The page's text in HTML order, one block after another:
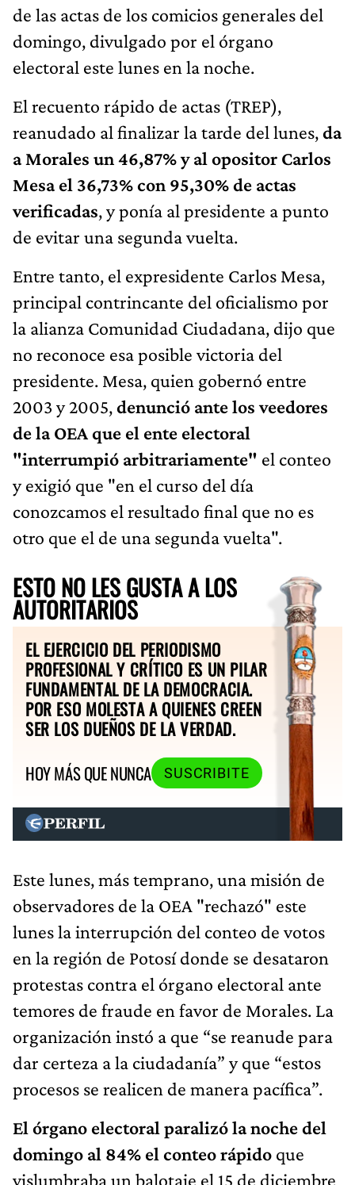
de las actas de los comicios generales del
domingo, divulgado por el órgano
electoral este lunes en la noche.
El recuento rápido de actas (TREP),
reanudado al finalizar la tarde del lunes,da
a Morales un 46,87% y al opositor Carlos
Mesa el 36,73% con 95,30% de actas
verificadas, y ponía al presidente a punto
de evitar una segunda vuelta.
Entre tanto, el expresidente Carlos Mesa,
principal contrincante del oficialismo por
la alianza Comunidad Ciudadana, dijo que
no reconoce esa posible victoria del
presidente. Mesa, quien gobernó entre
2003 y 2005,denunció ante los veedores
de la OEA que el ente electoral
"interrumpió arbitrariamente" el conteo
y exigió que "en el curso del día
conozcamos el resultado final que no es
otro que el de una segunda vuelta".
ESTO NO LES GUSTA A LOS
AUTORITARIOS
EL EJERCICIO DEL PERIODISMO
PROFESIONAL Y CRÍTICO ES UN PILAR
FUNDAMENTAL DE LA DEMOCRACIA.
POR ESO MOLESTA A QUIENES CREEN
SER LOS DUEÑOS DE LA VERDAD.
HOY MÁS QUE NUNCA
SUSCRIBITE
Este lunes, más temprano, una misión de
observadores de la OEA "rechazó" este
lunes la interrupción del conteo de votos
en la región de Potosí donde se desataron
protestas contra el órgano electoral ante
temores de fraude en favor de Morales. La
organización instó a que “se reanude para
dar certeza a la ciudadanía” y que “estos
procesos se realicen de manera pacífica”.
El órgano electoral paralizó la noche del
domingo al 84% el conteo rápido que
vislumbraba un balotaje el 15 de diciembre